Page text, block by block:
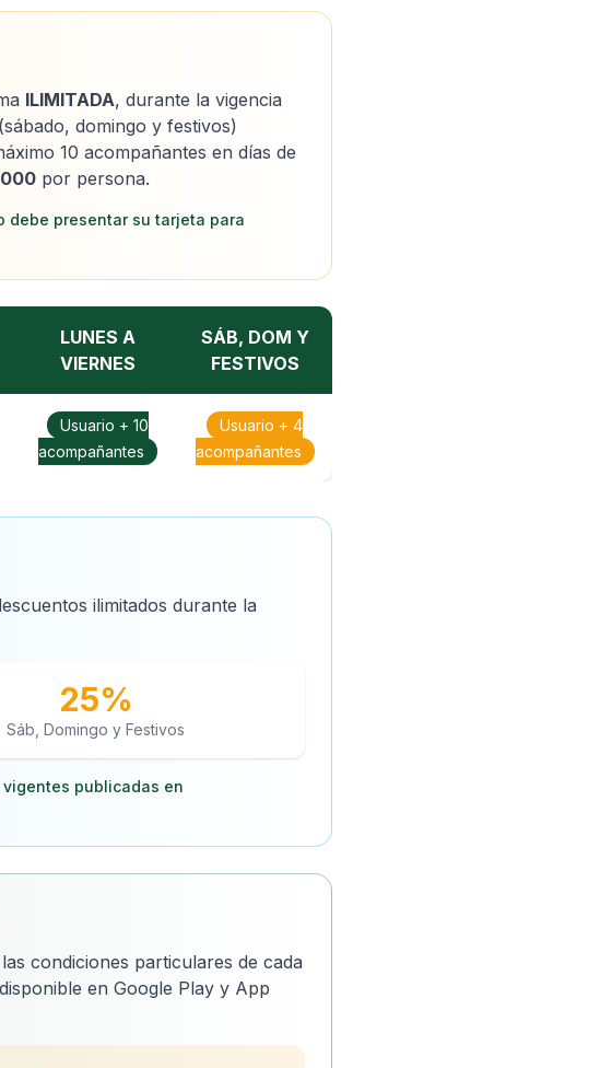
ILIMITADA, durante la vigencia
domingo y festivos)
10 acompañantes en días de
por persona.
presentar su tarjeta para
LUNES A
VIERNES
SÁB, DOM Y
FESTIVOS
Usuario + 10
acompañantes
Usuario + 4
acompañantes
ilimitados durante la
25%
Sáb, Domingo y Festivos
publicadas en
condiciones particulares de cada
en Google Play y App